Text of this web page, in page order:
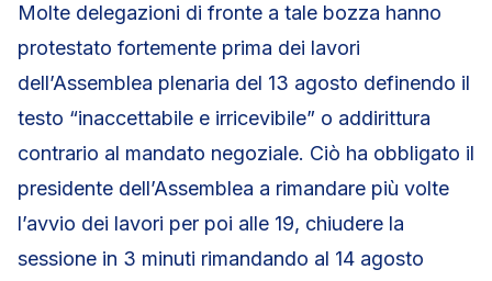
Molte delegazioni di fronte a tale bozza hanno
protestato fortemente prima dei lavori
dell’Assemblea plenaria del 13 agosto definendo il
testo “inaccettabile e irricevibile” o addirittura
contrario al mandato negoziale. Ciò ha obbligato il
presidente dell’Assemblea a rimandare più volte
l’avvio dei lavori per poi alle 19, chiudere la
sessione in 3 minuti rimandando al 14 agosto